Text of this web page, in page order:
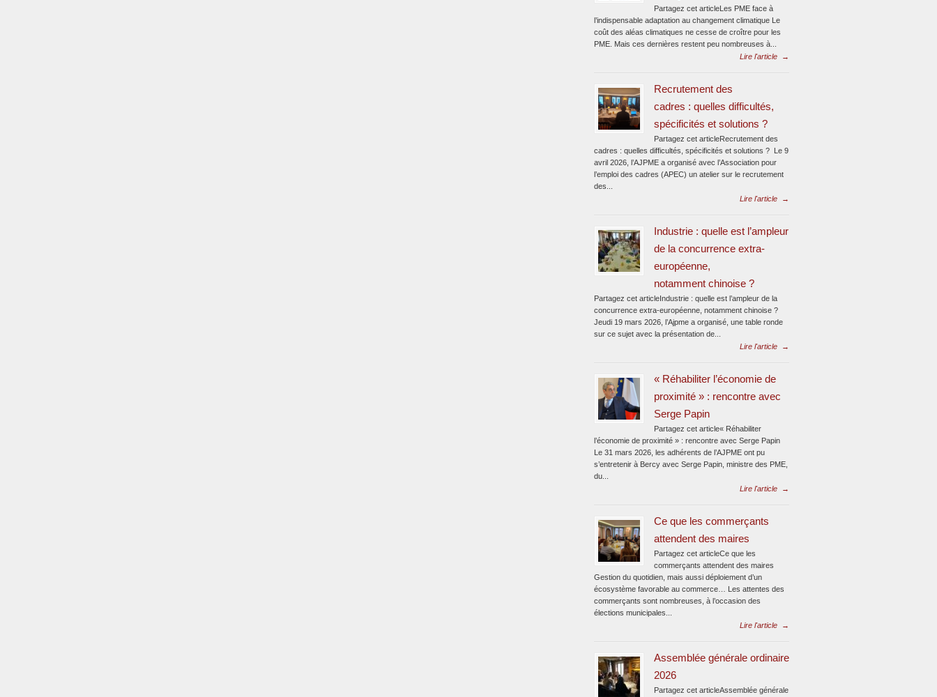
Partagez cet articleLes PME face à
l’indispensable adaptation au changement climatique Le
coût des aléas climatiques ne cesse de croître pour les
PME. Mais ces dernières restent peu nombreuses à...
Lire l'article
→
Recrutement des
cadres : quelles difficultés,
spécificités et solutions ?
Partagez cet articleRecrutement des
cadres : quelles difficultés, spécificités et solutions ? Le 9
avril 2026, l’AJPME a organisé avec l’Association pour
l’emploi des cadres (APEC) un atelier sur le recrutement
des...
Lire l'article
→
Industrie : quelle est l’ampleur
de la concurrence extra-
européenne,
notamment chinoise ?
Partagez cet articleIndustrie : quelle est l’ampleur de la
concurrence extra-européenne, notamment chinoise ?
Jeudi 19 mars 2026, l’Ajpme a organisé, une table ronde
sur ce sujet avec la présentation de...
Lire l'article
→
« Réhabiliter l’économie de
proximité » : rencontre avec
Serge Papin
Partagez cet article« Réhabiliter
l’économie de proximité » : rencontre avec Serge Papin
Le 31 mars 2026, les adhérents de l’AJPME ont pu
s’entretenir à Bercy avec Serge Papin, ministre des PME,
du...
Lire l'article
→
Ce que les commerçants
attendent des maires
Partagez cet articleCe que les
commerçants attendent des maires
Gestion du quotidien, mais aussi déploiement d’un
écosystème favorable au commerce… Les attentes des
commerçants sont nombreuses, à l’occasion des
élections municipales...
Lire l'article
→
Assemblée générale ordinaire
2026
Partagez cet articleAssemblée générale